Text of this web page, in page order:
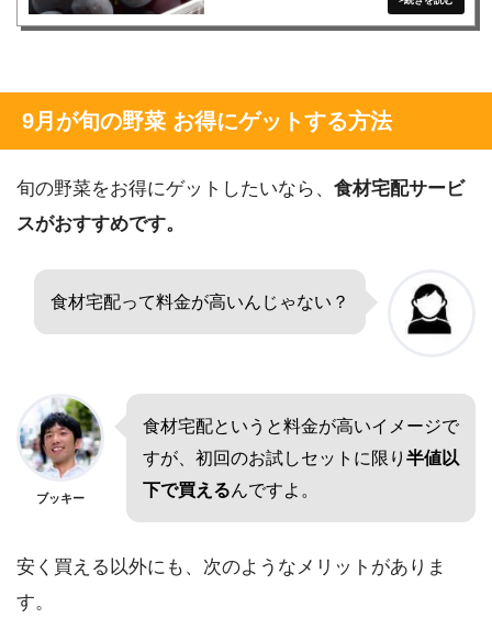
9月が旬の野菜 お得にゲットする方法
旬の野菜をお得にゲットしたいなら、 食材宅配サービ
スがおすすめです。
食材宅配って料金が高いんじゃない？
ブッキー
食材宅配というと料金が高いイメージで
すが、初回のお試しセットに限り 半値以
下で買えるんですよ。
安く買える以外にも、次のようなメリットがありま
す。